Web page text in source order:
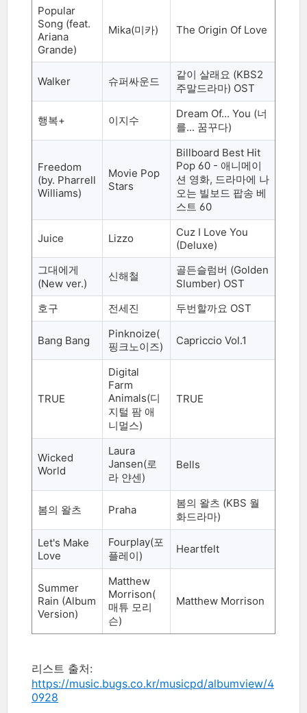
Popular
Song (feat.
Ariana
Grande)
Mika(미카) The Origin Of Love
Walker 슈퍼싸운드
같이 살래요 (KBS2
주말드라마) OST
행복+ 이지수
Dream Of... You (너
를... 꿈꾸다)
Freedom
(by. Pharrell
Williams)
Movie Pop
Stars
Billboard Best Hit
Pop 60 - 애니메이
션 영화, 드라마에 나
오는 빌보드 팝송 베
스트 60
Juice Lizzo
Cuz I Love You
(Deluxe)
그대에게
(New ver.)
신해철
골든슬럼버 (Golden
Slumber) OST
호구
전세진 두번할까요 OST
Bang Bang
Pinknoize(
핑크노이즈)
Capriccio Vol.1
TRUE
Digital
Farm
Animals(디
지털 팜 애
니멀스)
TRUE
Wicked
World
Laura
Jansen(로
라 얀센)
Bells
봄의 왈츠 Praha
봄의 왈츠 (KBS 월
화드라마)
Let's Make
Love
Fourplay(포
플레이)
Heartfelt
Summer
Rain (Album
Version)
Matthew
Morrison(
매튜 모리
슨)
Matthew Morrison
리스트 출처:
https://music.bugs.co.kr/musicpd/albumview/4
0928